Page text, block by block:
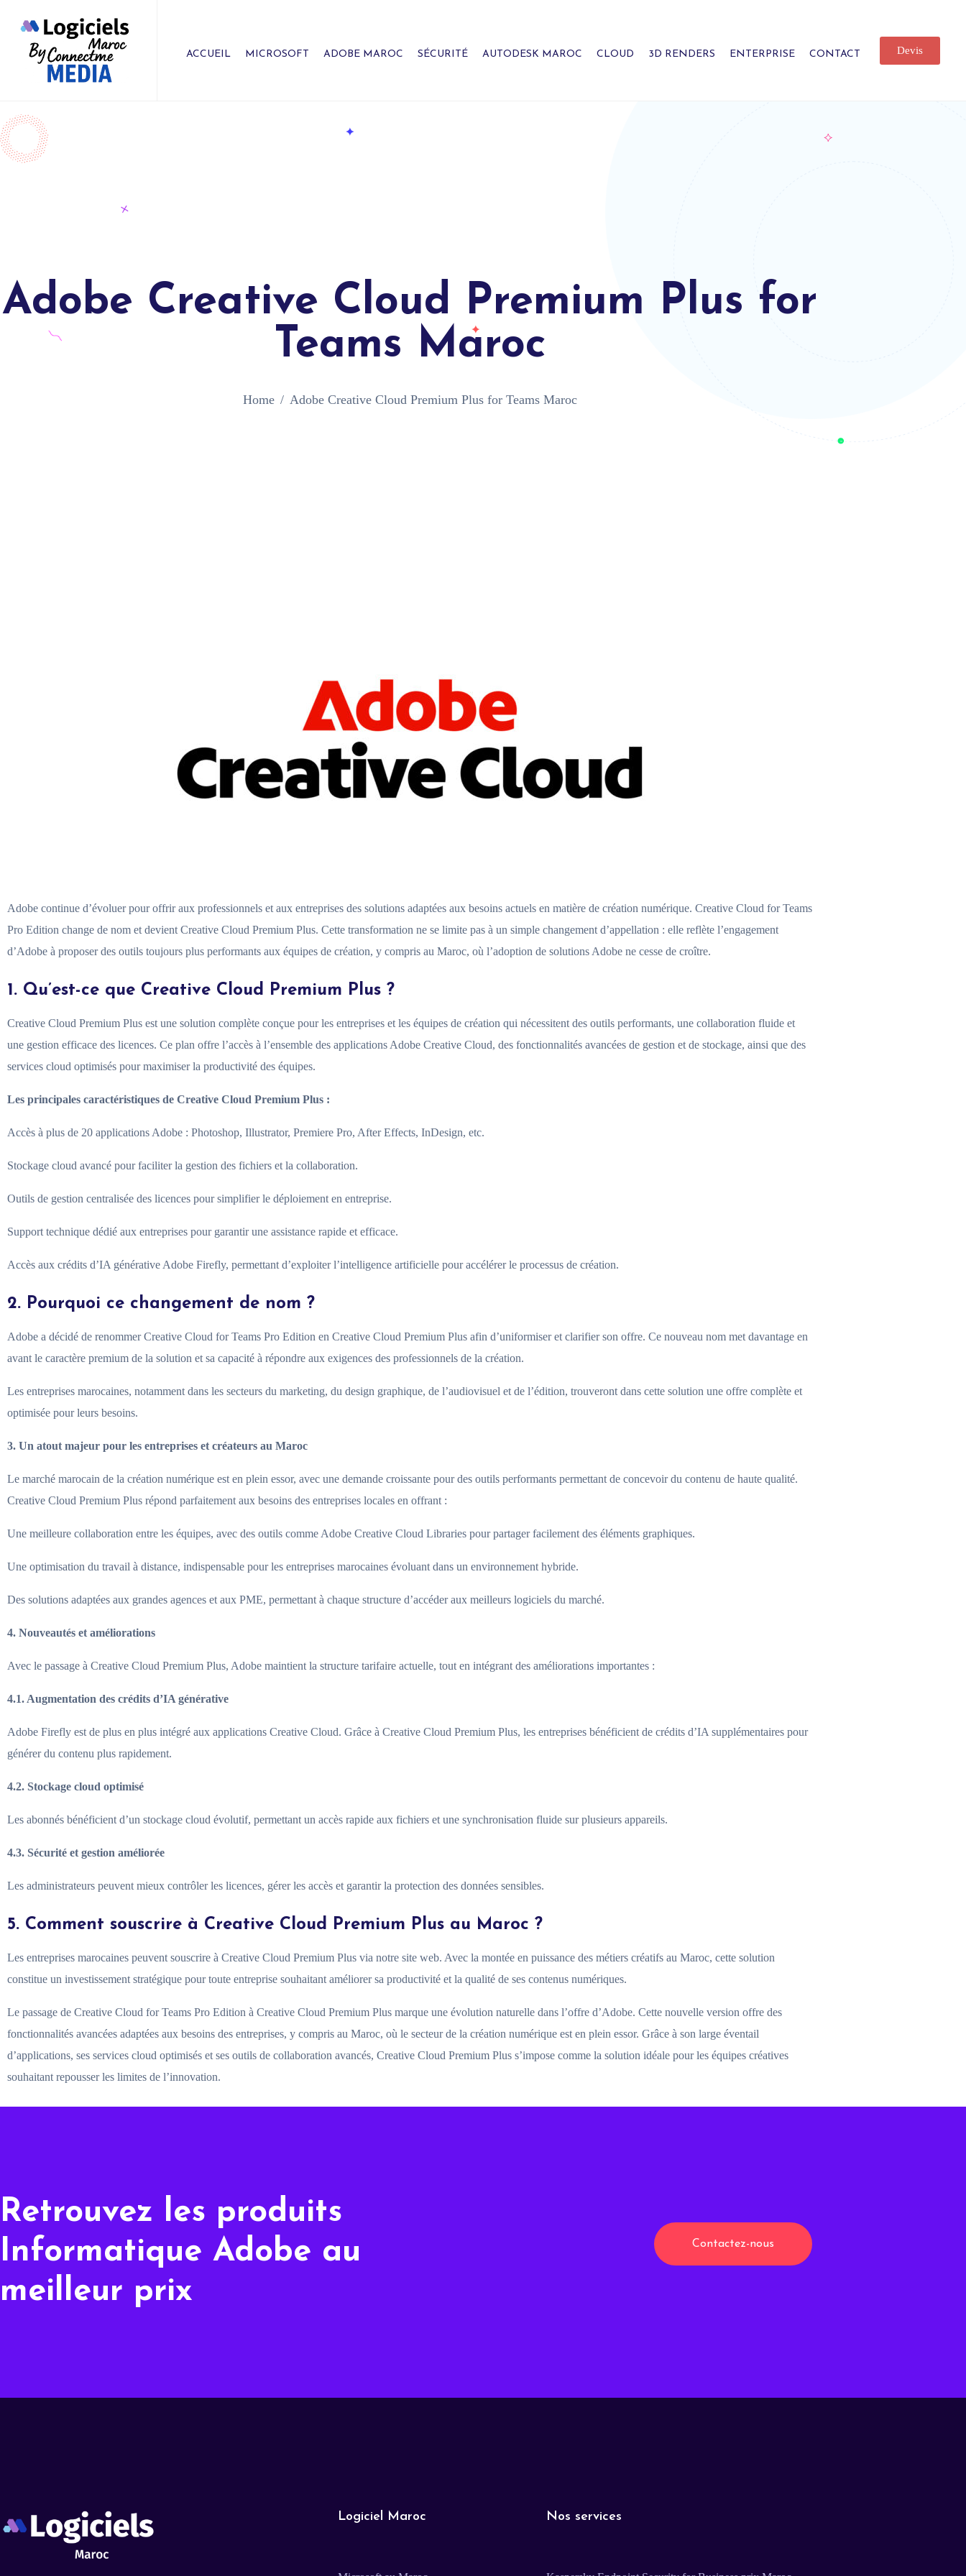
ACCUEIL MICROSOFT ADOBE MAROC SÉCURITÉ AUTODESK MAROC CLOUD 3D RENDERS ENTERPRISE CONTACT Devis
Adobe Creative Cloud Premium Plus for
Teams Maroc
Home Adobe Creative Cloud Premium Plus for Teams Maroc
Adobe continue d’évoluer pour offrir aux professionnels et aux entreprises des solutions adaptées aux besoins actuels en matière de création numérique. Creative Cloud for Teams
Pro Edition change de nom et devient Creative Cloud Premium Plus. Cette transformation ne se limite pas à un simple changement d’appellation : elle reflète l’engagement
d’Adobe à proposer des outils toujours plus performants aux équipes de création, y compris au Maroc, où l’adoption de solutions Adobe ne cesse de croître.
1. Qu’est-ce que Creative Cloud Premium Plus ?
Creative Cloud Premium Plus est une solution complète conçue pour les entreprises et les équipes de création qui nécessitent des outils performants, une collaboration fluide et
une gestion efficace des licences. Ce plan offre l’accès à l’ensemble des applications Adobe Creative Cloud, des fonctionnalités avancées de gestion et de stockage, ainsi que des
services cloud optimisés pour maximiser la productivité des équipes.
Les principales caractéristiques de Creative Cloud Premium Plus :
Accès à plus de 20 applications Adobe : Photoshop, Illustrator, Premiere Pro, After Effects, InDesign, etc.
Stockage cloud avancé pour faciliter la gestion des fichiers et la collaboration.
Outils de gestion centralisée des licences pour simplifier le déploiement en entreprise.
Support technique dédié aux entreprises pour garantir une assistance rapide et efficace.
Accès aux crédits d’IA générative Adobe Firefly, permettant d’exploiter l’intelligence artificielle pour accélérer le processus de création.
2. Pourquoi ce changement de nom ?
Adobe a décidé de renommer Creative Cloud for Teams Pro Edition en Creative Cloud Premium Plus afin d’uniformiser et clarifier son offre. Ce nouveau nom met davantage en
avant le caractère premium de la solution et sa capacité à répondre aux exigences des professionnels de la création.
Les entreprises marocaines, notamment dans les secteurs du marketing, du design graphique, de l’audiovisuel et de l’édition, trouveront dans cette solution une offre complète et
optimisée pour leurs besoins.
3. Un atout majeur pour les entreprises et créateurs au Maroc
Le marché marocain de la création numérique est en plein essor, avec une demande croissante pour des outils performants permettant de concevoir du contenu de haute qualité.
Creative Cloud Premium Plus répond parfaitement aux besoins des entreprises locales en offrant :
Une meilleure collaboration entre les équipes, avec des outils comme Adobe Creative Cloud Libraries pour partager facilement des éléments graphiques.
Une optimisation du travail à distance, indispensable pour les entreprises marocaines évoluant dans un environnement hybride.
Des solutions adaptées aux grandes agences et aux PME, permettant à chaque structure d’accéder aux meilleurs logiciels du marché.
4. Nouveautés et améliorations
Avec le passage à Creative Cloud Premium Plus, Adobe maintient la structure tarifaire actuelle, tout en intégrant des améliorations importantes :
4.1. Augmentation des crédits d’IA générative
Adobe Firefly est de plus en plus intégré aux applications Creative Cloud. Grâce à Creative Cloud Premium Plus, les entreprises bénéficient de crédits d’IA supplémentaires pour
générer du contenu plus rapidement.
4.2. Stockage cloud optimisé
Les abonnés bénéficient d’un stockage cloud évolutif, permettant un accès rapide aux fichiers et une synchronisation fluide sur plusieurs appareils.
4.3. Sécurité et gestion améliorée
Les administrateurs peuvent mieux contrôler les licences, gérer les accès et garantir la protection des données sensibles.
5. Comment souscrire à Creative Cloud Premium Plus au Maroc ?
Les entreprises marocaines peuvent souscrire à Creative Cloud Premium Plus via notre site web. Avec la montée en puissance des métiers créatifs au Maroc, cette solution
constitue un investissement stratégique pour toute entreprise souhaitant améliorer sa productivité et la qualité de ses contenus numériques.
Le passage de Creative Cloud for Teams Pro Edition à Creative Cloud Premium Plus marque une évolution naturelle dans l’offre d’Adobe. Cette nouvelle version offre des
fonctionnalités avancées adaptées aux besoins des entreprises, y compris au Maroc, où le secteur de la création numérique est en plein essor. Grâce à son large éventail
d’applications, ses services cloud optimisés et ses outils de collaboration avancés, Creative Cloud Premium Plus s’impose comme la solution idéale pour les équipes créatives
souhaitant repousser les limites de l’innovation.
Retrouvez les produits
Informatique Adobe au
meilleur prix
Contactez-nous
Logiciel Maroc Nos services